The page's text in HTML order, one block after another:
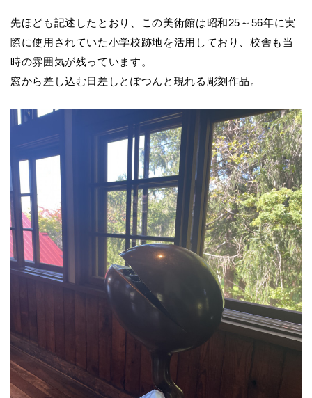
先ほども記述したとおり、この美術館は昭和25～56年に実
際に使用されていた小学校跡地を活用しており、校舎も当
時の雰囲気が残っています。
窓から差し込む日差しとぽつんと現れる彫刻作品。